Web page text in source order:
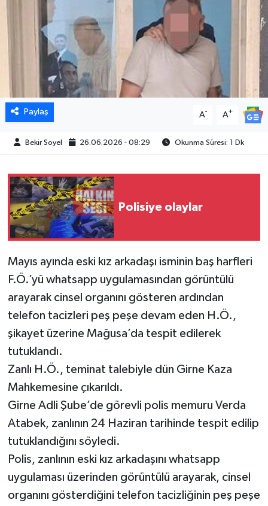
Paylaş A- A+
Bekir Soyel 26.06.2026 - 08:29 Okunma Süresi: 1 Dk
Polisiye olaylar
Mayıs ayında eski kız arkadaşı isminin baş harfleri
F.Ö.’yü whatsapp uygulamasından görüntülü
arayarak cinsel organını gösteren ardından
telefon tacizleri peş peşe devam eden H.Ö.,
şikayet üzerine Mağusa’da tespit edilerek
tutuklandı.
Zanlı H.Ö., teminat talebiyle dün Girne Kaza
Mahkemesine çıkarıldı.
Girne Adli Şube’de görevli polis memuru Verda
Atabek, zanlının 24 Haziran tarihinde tespit edilip
tutuklandığını söyledi.
Polis, zanlının eski kız arkadaşını whatsapp
uygulaması üzerinden görüntülü arayarak, cinsel
organını gösterdiğini telefon tacizliğinin peş peşe